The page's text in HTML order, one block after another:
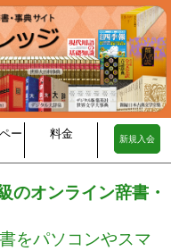
ー
料金 新規入会
のオンライン辞書・
をパソコンやスマ